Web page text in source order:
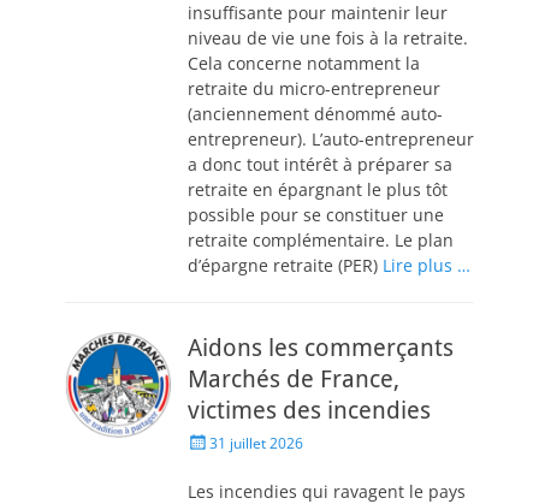
insuffisante pour maintenir leur
niveau de vie une fois à la retraite.
Cela concerne notamment la
retraite du micro-entrepreneur
(anciennement dénommé auto-
entrepreneur). L’auto-entrepreneur
a donc tout intérêt à préparer sa
retraite en épargnant le plus tôt
possible pour se constituer une
retraite complémentaire. Le plan
d’épargne retraite (PER) Lire plus …
Aidons les commerçants
Marchés de France,
victimes des incendies
31 juillet 2026
Les incendies qui ravagent le pays